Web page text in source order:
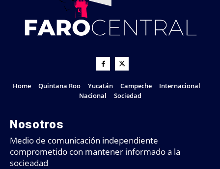
Home Quintana Roo Yucatán Campeche
Internacional
Nacional
Sociedad
Nosotros
Medio de comunicación independiente
comprometido con mantener informado a la
socieadad